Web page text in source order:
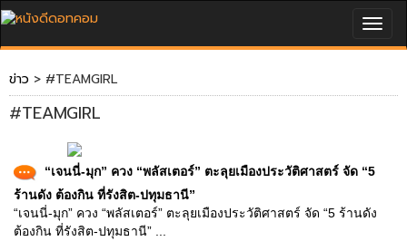
ข่าว > #TEAMGIRL
#TEAMGIRL
“เจนนี่-มุก” ควง “พลัสเตอร์” ตะลุยเมืองประวัติศาสตร์ จัด “5
ร้านดัง ต้องกิน ที่รังสิต-ปทุมธานี”
“เจนนี่-มุก” ควง “พลัสเตอร์” ตะลุยเมืองประวัติศาสตร์ จัด “5 ร้านดัง
ต้องกิน ที่รังสิต-ปทุมธานี” ...